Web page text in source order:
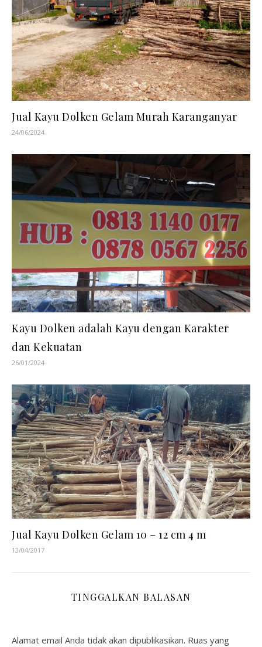
Jual Kayu Dolken Gelam Murah Karanganyar
24/06/2024
Kayu Dolken adalah Kayu dengan Karakter
dan Kekuatan
26/01/2024
Jual Kayu Dolken Gelam 10 – 12 cm 4 m
13/04/2017
TINGGALKAN BALASAN
Alamat email Anda tidak akan dipublikasikan. Ruas yang